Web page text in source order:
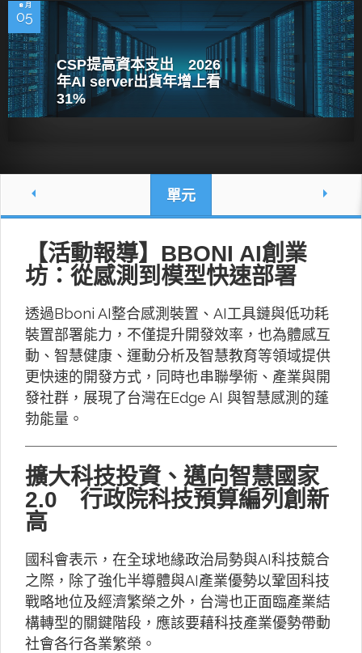
8 月
05
CSP提高資本支出 2026
年AI server出貨年增上看
31%
單元
【活動報導】BBONI AI創業
坊：從感測到模型快速部署
透過Bboni AI整合感測裝置、AI工具鏈與低功耗
裝置部署能力，不僅提升開發效率，也為體感互
動、智慧健康、運動分析及智慧教育等領域提供
更快速的開發方式，同時也串聯學術、產業與開
發社群，展現了台灣在Edge AI 與智慧感測的蓬
勃能量。
擴大科技投資、邁向智慧國家
2.0 行政院科技預算編列創新
高
國科會表示，在全球地緣政治局勢與AI科技競合
之際，除了強化半導體與AI產業優勢以鞏固科技
戰略地位及經濟繁榮之外，台灣也正面臨產業結
構轉型的關鍵階段，應該要藉科技產業優勢帶動
社會各行各業繁榮。